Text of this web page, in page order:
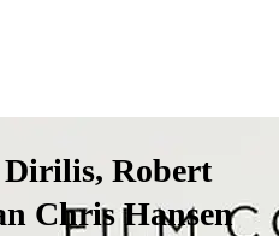
Robert
Chris Hansen